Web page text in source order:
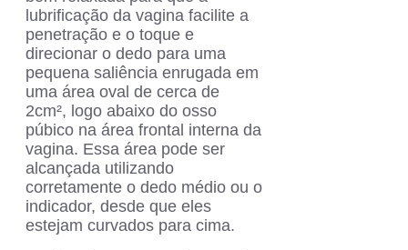
lubrificação da vagina facilite a
penetração e o toque e
direcionar o dedo para uma
pequena saliência enrugada em
uma área oval de cerca de
2cm², logo abaixo do osso
púbico na área frontal interna da
vagina. Essa área pode ser
alcançada utilizando
corretamente o dedo médio ou o
indicador, desde que eles
estejam curvados para cima.